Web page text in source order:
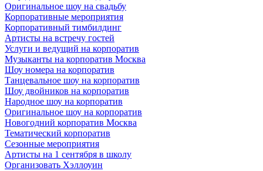
Оригинальное шоу на свадьбу
Корпоративные мероприятия
Корпоративный тимбилдинг
Артисты на встречу гостей
Услуги и ведущий на корпоратив
Музыканты на корпоратив Москва
Шоу номера на корпоратив
Танцевальное шоу на корпоратив
Шоу двойников на корпоратив
Народное шоу на корпоратив
Оригинальное шоу на корпоратив
Новогодний корпоратив Москва
Тематический корпоратив
Сезонные мероприятия
Артисты на 1 сентября в школу
Организовать Хэллоуин